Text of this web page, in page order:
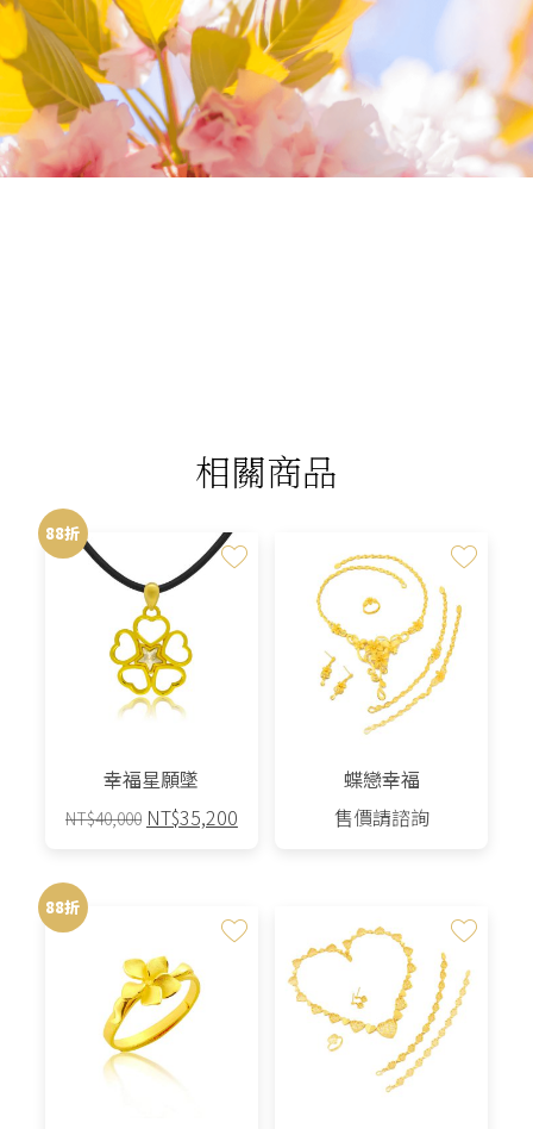
我們相信您值得最好的
相關商品
88折
幸福星願墜
NT$40,000 原
NT$40,000。
NT$35,200目
NT$35,200。
蝶戀幸福
售價請諮詢
88折